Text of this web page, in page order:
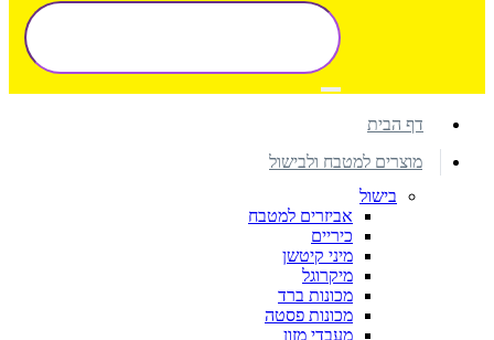
דף הבית
מוצרים למטבח ולבישול
בישול
אביזרים למטבח
כיריים
מיני קיטשן
מיקרוגל
מכונות ברד
מכונות פסטה
מעבדי מזון